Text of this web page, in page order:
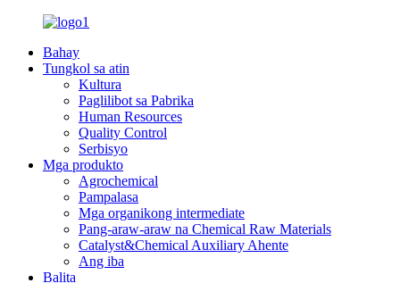
Bahay
Tungkol sa atin
Kultura
Paglilibot sa Pabrika
Human Resources
Quality Control
Serbisyo
Mga produkto
Agrochemical
Pampalasa
Mga organikong intermediate
Pang-araw-araw na Chemical Raw Materials
Catalyst&Chemical Auxiliary Ahente
Ang iba
Balita